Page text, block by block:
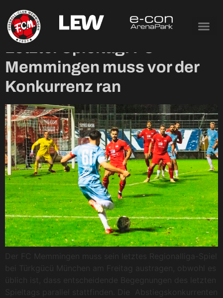
Tag: 14. Mai 2024
Letzter Spieltag: FC
Memmingen muss vor der
Konkurrenz ran
Der FC Memmingen muss sein letztes Regionalliga-Spiel
bei Türkgücü München am Freitag austragen, obwohl es
üblich ist, dass entscheidende Begegnungen des letzten
Spieltags parallel stattfinden. Die Abstiegskonkurrenten